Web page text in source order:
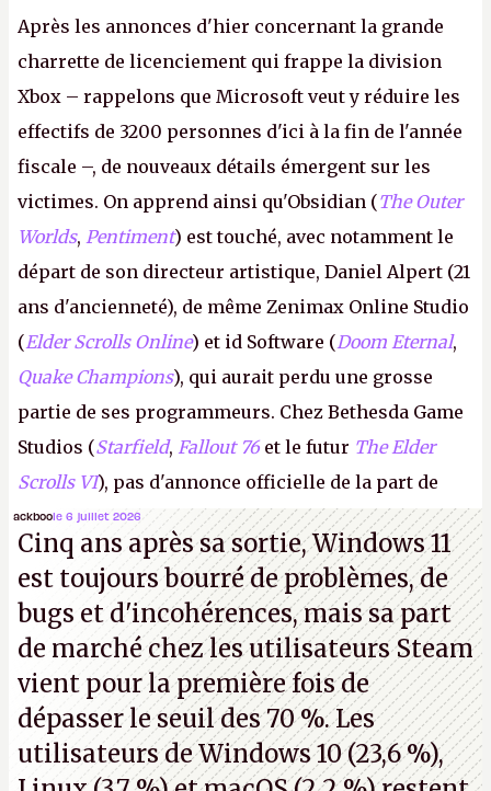
Après les annonces d'hier concernant la grande
charrette de licenciement qui frappe la division
Xbox – rappelons que Microsoft veut y réduire les
effectifs de 3200 personnes d'ici à la fin de l'année
fiscale –, de nouveaux détails émergent sur les
victimes. On apprend ainsi qu'Obsidian (The Outer
Worlds, Pentiment) est touché, avec notamment le
départ de son directeur artistique, Daniel Alpert (21
ans d'ancienneté), de même Zenimax Online Studio
(Elder Scrolls Online) et id Software (Doom Eternal,
Quake Champions), qui aurait perdu une grosse
partie de ses programmeurs. Chez Bethesda Game
Studios (Starfield, Fallout 76 et le futur The Elder
Scrolls VI), pas d'annonce officielle de la part de
Microsoft, mais le syndicat des employés confirme
de nombreux licenciements.A.
ackboole 6 juillet 2026
Cinq ans après sa sortie, Windows 11
est toujours bourré de problèmes, de
bugs et d'incohérences, mais sa part
de marché chez les utilisateurs Steam
vient pour la première fois de
dépasser le seuil des 70 %. Les
utilisateurs de Windows 10 (23,6 %),